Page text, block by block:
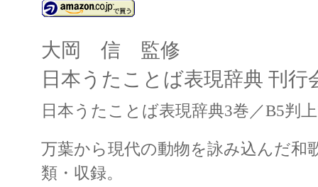
大岡 信 監修
日本うたことば表現辞典 刊行
日本うたことば表現辞典3巻／B5判
万葉から現代の動物を詠み込んだ和
類・収録。